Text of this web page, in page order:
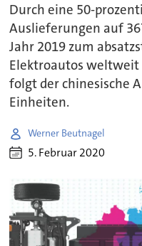
Durch eine 50-
Auslieferungen auf
Jahr 2019 zum
Elektroautos weltweit
folgt der chinesische
Einheiten.
Werner Beutnagel
5. Februar 2020